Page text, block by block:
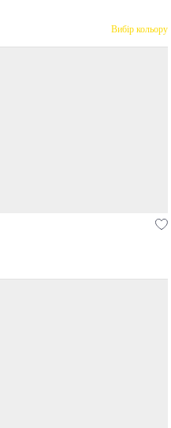
Вибір кольору